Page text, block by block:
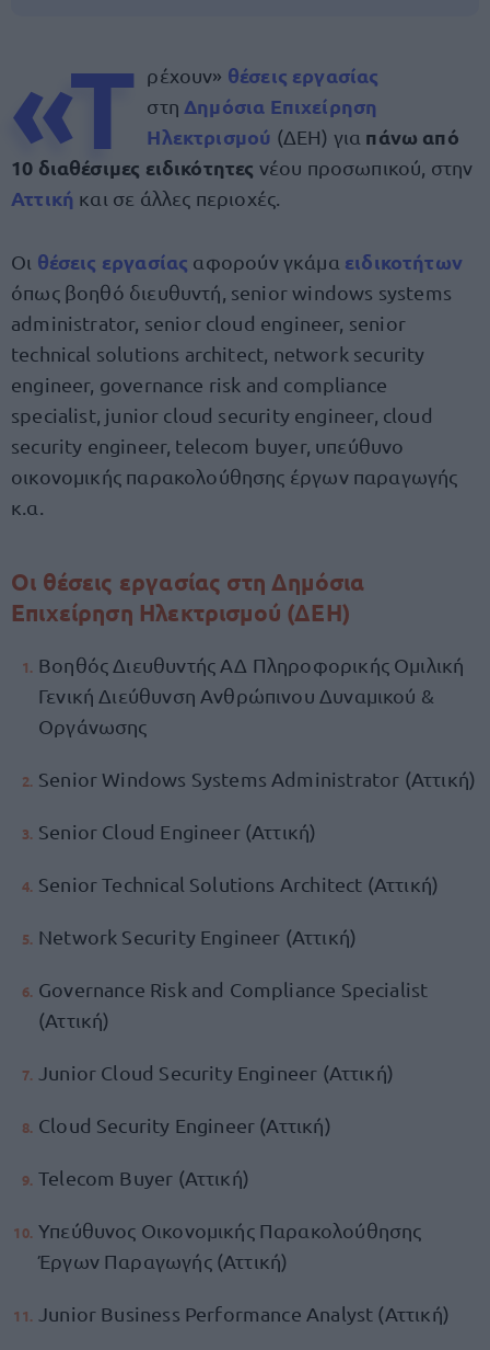
«Τ ρέχουν» θέσεις εργασίας
στη Δημόσια Επιχείρηση
Ηλεκτρισμού (ΔΕΗ) για πάνω από
10 διαθέσιμες ειδικότητες νέου προσωπικού, στην
Αττική και σε άλλες περιοχές.
Οι θέσεις εργασίας αφορούν γκάμα ειδικοτήτων
όπως βοηθό διευθυντή, senior windows systems
administrator, senior cloud engineer, senior
technical solutions architect, network security
engineer, governance risk and compliance
specialist, junior cloud security engineer, cloud
security engineer, telecom buyer, υπεύθυνο
οικονομικής παρακολούθησης έργων παραγωγής
κ.α.
Οι θέσεις εργασίας στη Δημόσια
Επιχείρηση Ηλεκτρισμού (ΔΕΗ)
Βοηθός Διευθυντής ΑΔ Πληροφορικής Ομιλική
Γενική Διεύθυνση Ανθρώπινου Δυναμικού &
Οργάνωσης
Senior Windows Systems Administrator (Αττική)
Senior Cloud Engineer (Αττική)
Senior Technical Solutions Architect (Αττική)
Network Security Engineer (Αττική)
Governance Risk and Compliance Specialist
(Αττική)
Junior Cloud Security Engineer (Αττική)
Cloud Security Engineer (Αττική)
Telecom Buyer (Αττική)
Υπεύθυνος Οικονομικής Παρακολούθησης
Έργων Παραγωγής (Αττική)
Junior Business Performance Analyst (Αττική)